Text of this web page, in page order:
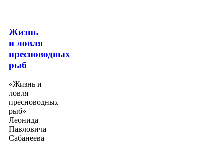
Жизнь
и ловля
пресноводных
рыб
«Жизнь и
ловля
пресноводных
рыб»
Леонида
Павловича
Сабанеева